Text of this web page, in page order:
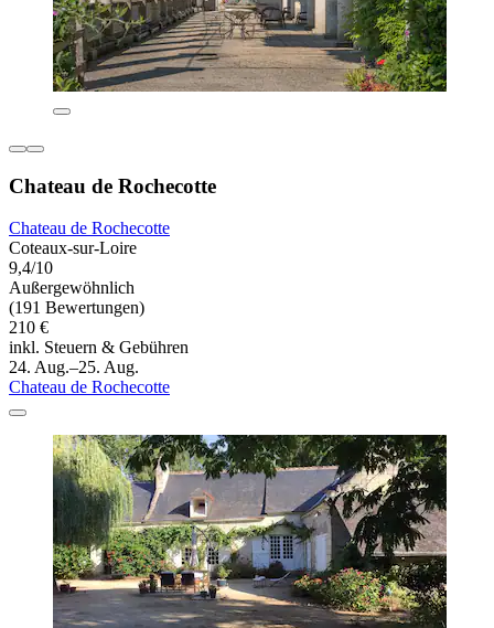
Chateau de Rochecotte
Chateau de Rochecotte
Coteaux-sur-Loire
9,4/10
Außergewöhnlich
(191 Bewertungen)
210 €
inkl. Steuern & Gebühren
24. Aug.–25. Aug.
Chateau de Rochecotte